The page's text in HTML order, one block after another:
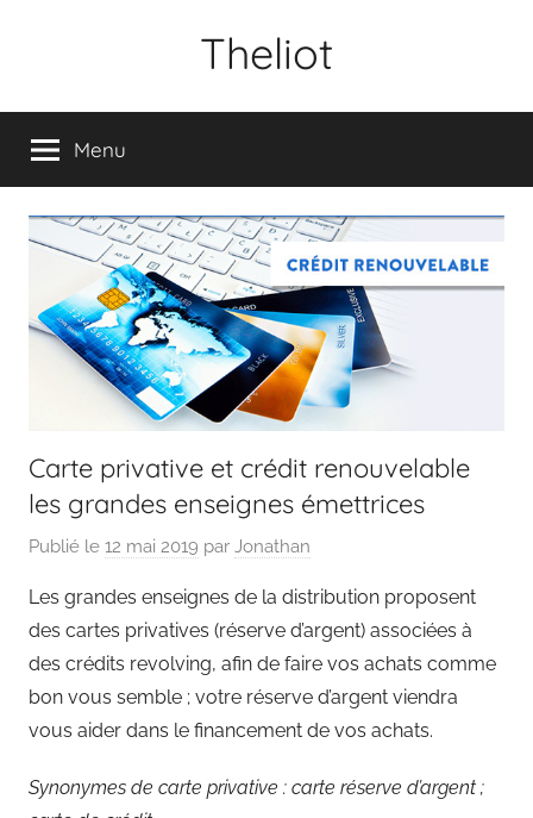
Theliot
Menu
Carte privative et crédit renouvelable
les grandes enseignes émettrices
Publié le 12 mai 2019 par Jonathan
Les grandes enseignes de la distribution proposent
des cartes privatives (réserve d’argent) associées à
des crédits revolving, afin de faire vos achats comme
bon vous semble ; votre réserve d’argent viendra
vous aider dans le financement de vos achats.
Synonymes de carte privative : carte réserve d’argent ;